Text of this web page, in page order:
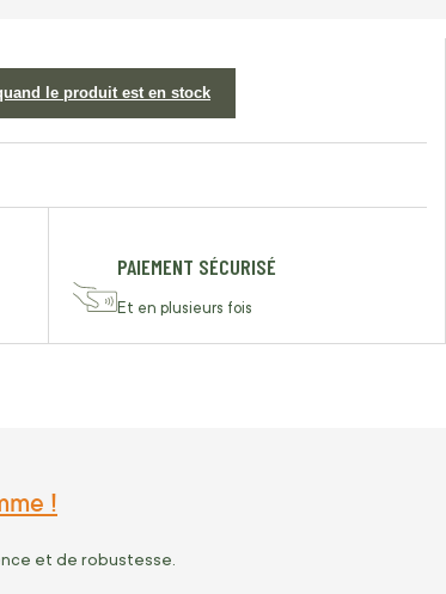
le produit est en stock
PAIEMENT SÉCURISÉ
Et en plusieurs fois
!
et de robustesse.